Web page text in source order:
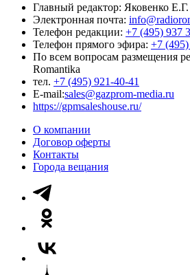
Главный редактор: Яковенко Е.Г.
Электронная почта:
Телефон редакции: +7 (495) 937
Телефон прямого эфира: +7
По всем вопросам размещения
Romantika
тел. +7 (495) 921-40-41
E-mail:sales@gazprom-media.ru
https://gpmsaleshouse.ru/
О компании
Договор оферты
Контакты
Города вещания